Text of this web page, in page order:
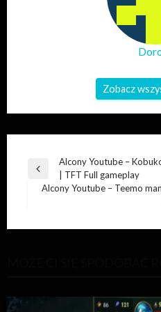
Zobacz
Nawigacja
wpisu
Poprzedni
wpis
Alcony Youtube –
| TFT Full gameplay
Alcony Youtube – Teemo